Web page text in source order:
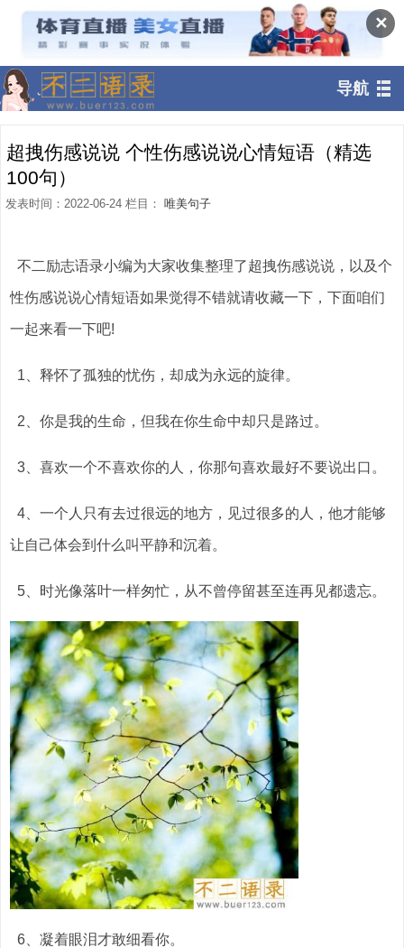
✕
导航
超拽伤感说说 个性伤感说说心情短语（精选
100句）
发表时间：2022-06-24 栏目： 唯美句子
不二励志语录小编为大家收集整理了超拽伤感说说，以及个
性伤感说说心情短语如果觉得不错就请收藏一下，下面咱们
一起来看一下吧!
1、释怀了孤独的忧伤，却成为永远的旋律。
2、你是我的生命，但我在你生命中却只是路过。
3、喜欢一个不喜欢你的人，你那句喜欢最好不要说出口。
4、一个人只有去过很远的地方，见过很多的人，他才能够
让自己体会到什么叫平静和沉着。
5、时光像落叶一样匆忙，从不曾停留甚至连再见都遗忘。
6、凝着眼泪才敢细看你。